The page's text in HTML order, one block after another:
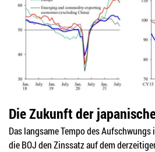
Die Zukunft der
Das langsame Tempo des Aufschwungs
die BOJ den Zinssatz auf dem